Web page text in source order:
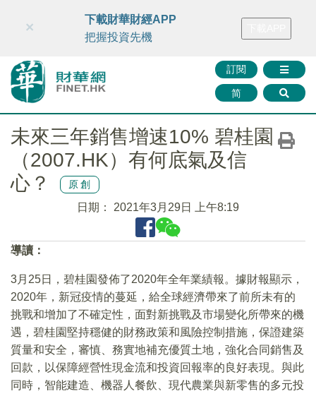
財華智庫網 FINTV FINMETA 財華證券 媒體矩陣
訂閱
简
×
下載財華財經APP
把握投資先機
未來三年銷售增速10% 碧桂園
（2007.HK）有何底氣及信
心？
原創
日期： 2021年3月29日 上午8:19
導讀：
3月25日，碧桂園發佈了2020年全年業績報。據財報顯示，
2020年，新冠疫情的蔓延，給全球經濟帶來了前所未有的
挑戰和增加了不確定性，面對新挑戰及市場變化所帶來的機
遇，碧桂園堅持穩健的財務政策和風險控制措施，保證建築
質量和安全，審慎、務實地補充優質土地，強化合同銷售及
回款，以保障經營性現金流和投資回報率的良好表現。與此
同時，智能建造、機器人餐飲、現代農業與新零售的多元投